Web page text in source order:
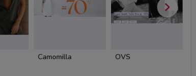
Camomilla OVS